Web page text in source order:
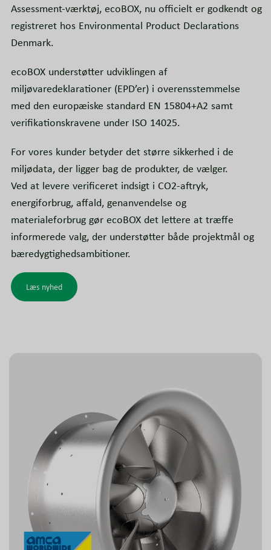
Assessment-værktøj, ecoBOX, nu officielt er godkendt og
registreret hos Environmental Product Declarations
Denmark.
ecoBOX understøtter udviklingen af
miljøvaredeklarationer (EPD’er) i overensstemmelse
med den europæiske standard EN 15804+A2 samt
verifikationskravene under ISO 14025.
For vores kunder betyder det større sikkerhed i de
miljødata, der ligger bag de produkter, de vælger.
Ved at levere verificeret indsigt i CO2-aftryk,
energiforbrug, affald, genanvendelse og
materialeforbrug gør ecoBOX det lettere at træffe
informerede valg, der understøtter både projektmål og
bæredygtighedsambitioner.
Læs nyhed